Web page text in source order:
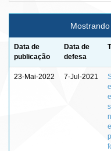
Data de
publicação
Data de
defesa
23-Mai-2022 7-Jul-2021
e